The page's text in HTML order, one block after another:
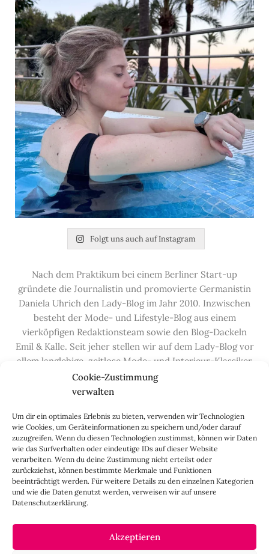
Cookie-Zustimmung
verwalten
Um dir ein optimales Erlebnis zu bieten, verwenden wir Technologien
wie Cookies, um Geräteinformationen zu speichern und/oder darauf
zuzugreifen. Wenn du diesen Technologien zustimmst, können wir Daten
wie das Surfverhalten oder eindeutige IDs auf dieser Website
verarbeiten. Wenn du deine Zustimmung nicht erteilst oder
zurückziehst, können bestimmte Merkmale und Funktionen
beeinträchtigt werden. Für weitere Details zu den einzelnen Kategorien
und wie die Daten genutzt werden, verweisen wir auf unsere
Datenschutzerklärung.
Akzeptieren
Folgt uns auch auf Instagram
Nach dem Praktikum bei einem Berliner Start-up
gründete die Journalistin und promovierte Germanistin
Daniela Uhrich den Lady-Blog im Jahr 2010. Inzwischen
besteht der Mode- und Lifestyle-Blog aus einem
vierköpfigen Redaktionsteam sowie den Blog-Dackeln
Emil & Kalle. Seit jeher stellen wir auf dem Lady-Blog vor
allem langlebige, zeitlose Mode- und Interieur-Klassiker
vor, die hochwertig verarbeitet und unter guten
Bedingungen hergestellt wurden – gerne „Made in
Handwerksberufe und kleine feine Firmen, denen wir
hier auf dem Blog eine Präsentationsfläche bieten, sowie
alle Dinge, die das Leben ein bisschen schöner machen.
Darüber hinaus legen wir großen Wert auf den
Austausch mit Euch, den Leserinnen – über die
Kommentarfunktion, dieLady-Frage, dieLove-List
auch überInstagram